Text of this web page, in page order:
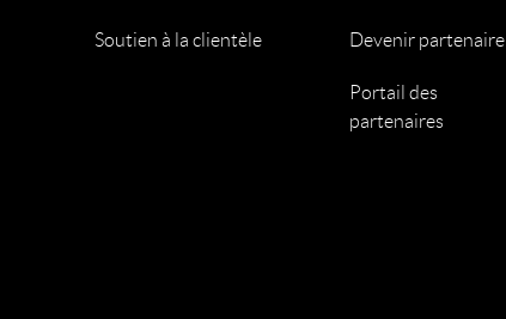
Soutien à la clientèle Devenir partenaire
Portail des
partenaires